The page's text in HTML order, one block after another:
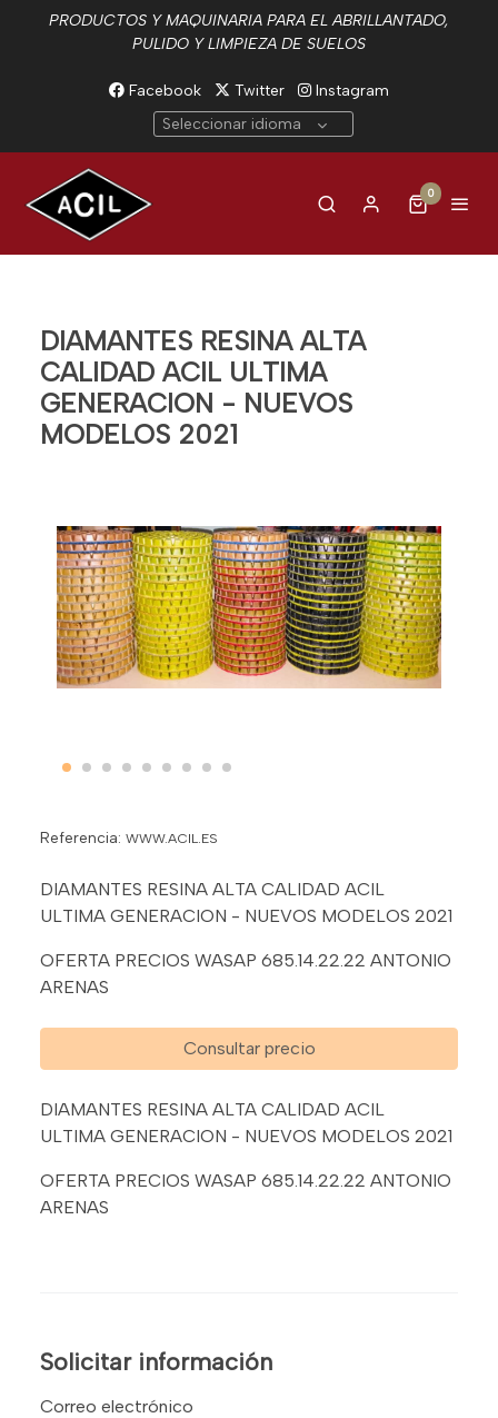
PRODUCTOS Y MAQUINARIA PARA EL ABRILLANTADO,
PULIDO Y LIMPIEZA DE SUELOS
Facebook Twitter
Instagram
Seleccionar idioma
0
DIAMANTES RESINA ALTA
CALIDAD ACIL ULTIMA
GENERACION - NUEVOS
MODELOS 2021
Referencia: WWW.ACIL.ES
DIAMANTES RESINA ALTA CALIDAD ACIL
ULTIMA GENERACION - NUEVOS MODELOS 2021
OFERTA PRECIOS WASAP 685.14.22.22 ANTONIO
ARENAS
Consultar precio
DIAMANTES RESINA ALTA CALIDAD ACIL
ULTIMA GENERACION - NUEVOS MODELOS 2021
OFERTA PRECIOS WASAP 685.14.22.22 ANTONIO
ARENAS
Solicitar información
Correo electrónico